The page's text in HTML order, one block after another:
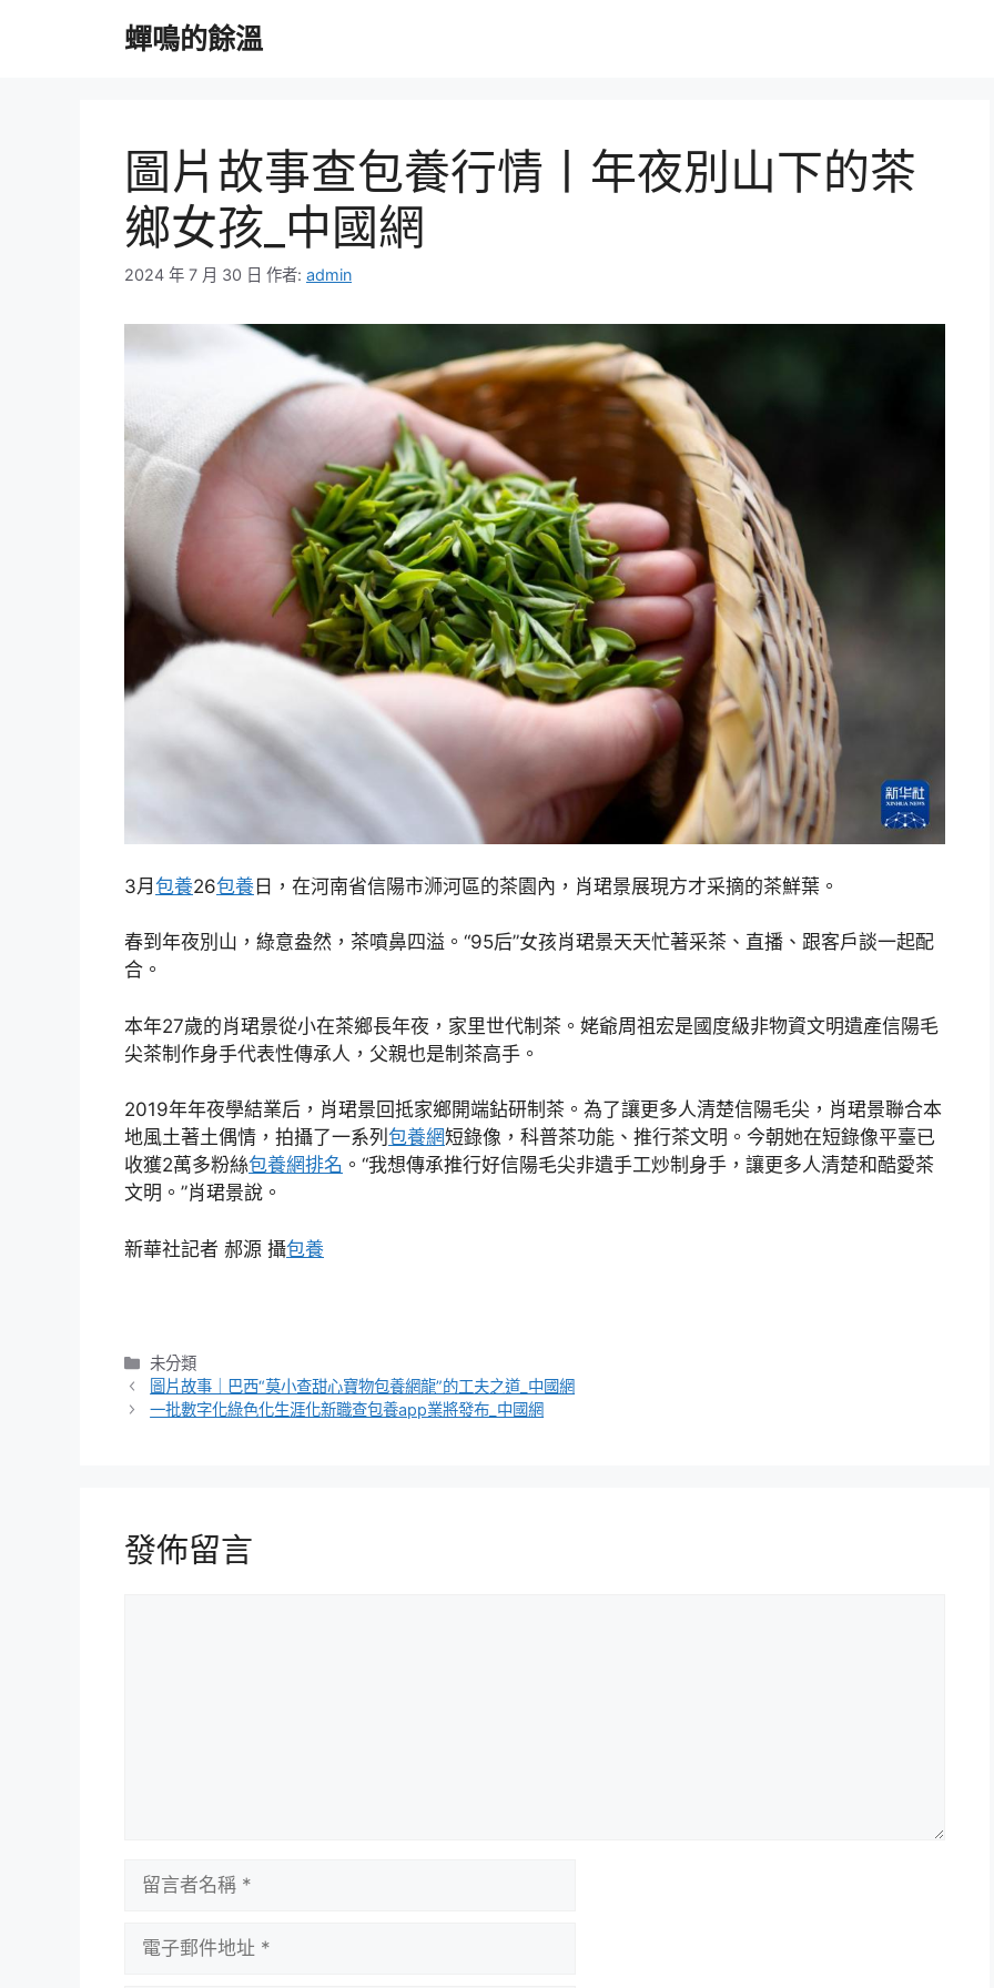
蟬鳴的餘溫
圖片故事查包養行情丨年夜別山下的茶
鄉女孩_中國網
2024 年 7 月 30 日 作者: admin
3月 包養26包養日，在河南省信陽市浉河區的茶園內，肖珺景展現方才采摘的茶鮮葉。
春到年夜別山，綠意盎然，茶噴鼻四溢。“95后”女孩肖珺景天天忙著采茶、直播、跟客戶談一起配
合。
本年27歲的肖珺景從小在茶鄉長年夜，家里世代制茶。姥爺周祖宏是國度級非物資文明遺產信陽毛
尖茶制作身手代表性傳承人，父親也是制茶高手。
2019年年夜學結業后，肖珺景回抵家鄉開端鉆研制茶。為了讓更多人清楚信陽毛尖，肖珺景聯合本
地風土著土偶情，拍攝了一系列 包養網短錄像，科普茶功能、推行茶文明。今朝她在短錄像平臺已
收獲2萬多粉絲包養網排名 。“我想傳承推行好信陽毛尖非遺手工炒制身手，讓更多人清楚和酷愛茶
文明。”肖珺景說。
新華社記者 郝源 攝包養
分
類
未分類
圖片故事｜巴西“莫小查甜心寶物包養網龍”的工夫之道_中國網
一批數字化綠色化生涯化新職查包養app業將發布_中國網
發佈留言